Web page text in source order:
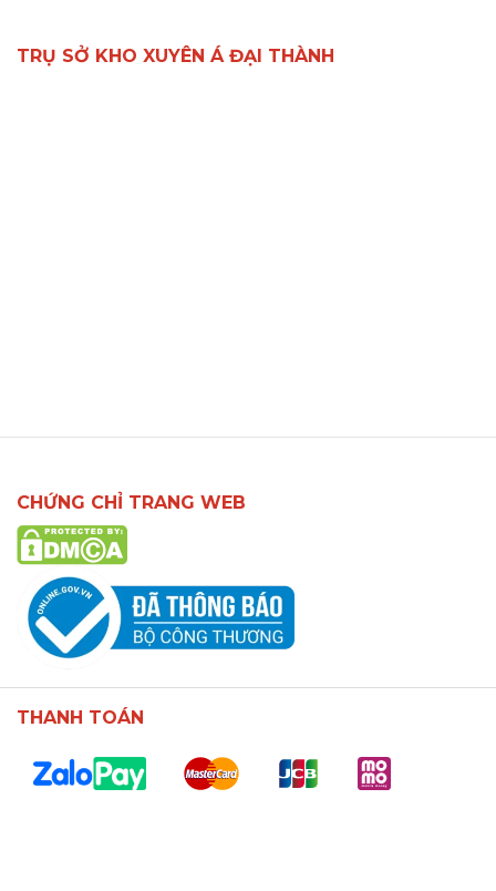
TRỤ SỞ KHO XUYÊN Á ĐẠI THÀNH
CHỨNG CHỈ TRANG WEB
THANH TOÁN